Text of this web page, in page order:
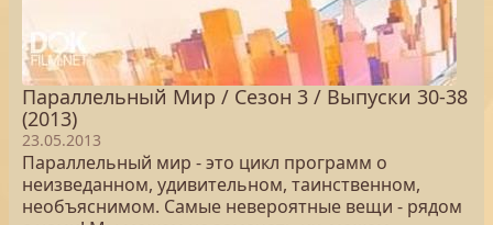
Параллельный Мир / Сезон 3 / Выпуски 30-38
(2013)
23.05.2013
Параллельный мир - это цикл программ о
неизведанном, удивительном, таинственном,
необъяснимом. Самые невероятные вещи - рядом